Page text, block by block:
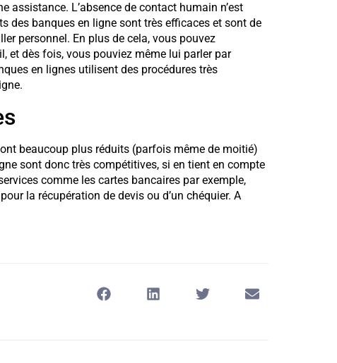
assistance. L’absence de contact humain n’est
des banques en ligne sont très efficaces et sont de
personnel. En plus de cela, vous pouvez
et dès fois, vous pouviez même lui parler par
en lignes utilisent des procédures très
beaucoup plus réduits (parfois même de moitié)
sont donc très compétitives, si en tient en compte
comme les cartes bancaires par exemple,
la récupération de devis ou d’un chéquier. A